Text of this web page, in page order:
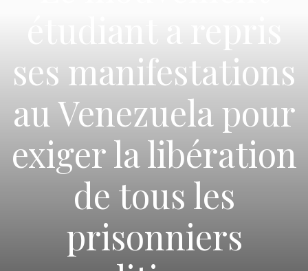
ses manifestations
au Venezuela pour
exiger la libération
de tous les
prisonniers